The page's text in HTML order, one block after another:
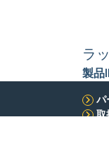
ラ
製品
パ
取